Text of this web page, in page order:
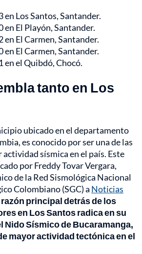
en Los Santos, Santander.
en El Playón, Santander.
en El Carmen, Santander.
en El Carmen, Santander.
en el Quibdó, Chocó.
tanto en Los
ubicado en el departamento
es conocido por ser una de las
sísmica en el país. Este
por Freddy Tovar Vergara,
de la Red Sismológica Nacional
Colombiano (SGC) a Noticias
razón principal detrás de los
en Los Santos radica en su
Nido Sísmico de Bucaramanga,
mayor actividad tectónica en el